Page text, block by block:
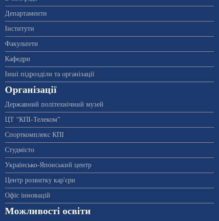
Департаменти
Інститути
Факультети
Кафедри
Інші підрозділи та організації
Організації
Державний політехнічний музей
ЦТ “КПІ-Телеком”
Спорткомплекс КПІ
Студмісто
Українсько-Японський центр
Центр розвитку кар'єри
Офіс інновацій
Можливості освіти